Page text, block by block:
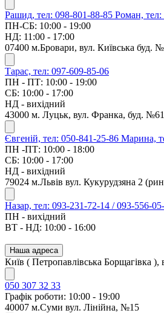
Рашид, тел: 098-801-88-85 Роман,
ПН-СБ: 10:00 - 19:00
НД: 11:00 - 17:00
07400 м.Бровари, вул. Київська
Тарас, тел: 097-609-85-06
ПН - ПТ: 10:00 - 19:00
СБ: 10:00 - 17:00
НД - вихідний
43000 м. Луцьк, вул. Франка, буд.
Євгеній, тел: 050-841-25-86 Марина,
ПН -ПТ: 10:00 - 18:00
СБ: 10:00 - 17:00
НД - вихідний
79024 м.Львів вул. Кукурудзяна 2
Назар, тел: 093-231-72-14 / 093-556-
ПН - вихідний
ВТ - НД: 10:00 - 16:00
Наша адреса
Київ ( Петропавлівська Борщагівка ),
050 307 32 33
Графік роботи: 10:00 - 19:00
40007 м.Суми вул. Лінійна, №15